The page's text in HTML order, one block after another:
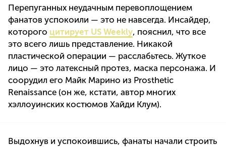
Перепуганных неудачным перевоплощением
фанатов успокоили — это не навсегда. Инсайдер,
которого цитирует US Weekly, пояснил, что все
это всего лишь представление. Никакой
пластической операции — расслабьтесь. Жуткое
лицо — это латексный протез, маска персонажа. И
соорудил его Майк Марино из Prosthetic
Renaissance (он же, кстати, автор многих
хэллоуинских костюмов Хайди Клум).
Выдохнув и успокоившись, фанаты начали строить